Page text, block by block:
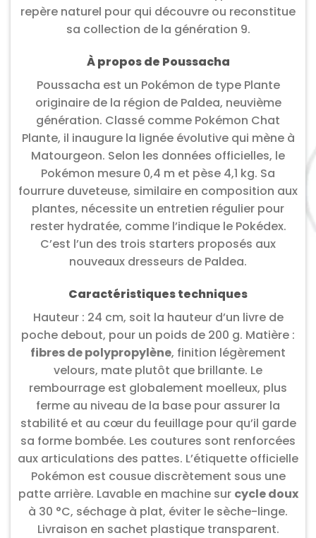
repère naturel pour qui découvre ou reconstitue
sa collection de la génération 9.
À propos de Poussacha
Poussacha est un Pokémon de type Plante
originaire de la région de Paldea, neuvième
génération. Classé comme Pokémon Chat
Plante, il inaugure la lignée évolutive qui mène à
Matourgeon. Selon les données officielles, le
Pokémon mesure 0,4 m et pèse 4,1 kg. Sa
fourrure duveteuse, similaire en composition aux
plantes, nécessite un entretien régulier pour
rester hydratée, comme l’indique le Pokédex.
C’est l’un des trois starters proposés aux
nouveaux dresseurs de Paldea.
Caractéristiques techniques
Hauteur : 24 cm, soit la hauteur d’un livre de
poche debout, pour un poids de 200 g. Matière :
fibres de polypropylène, finition légèrement
velours, mate plutôt que brillante. Le
rembourrage est globalement moelleux, plus
ferme au niveau de la base pour assurer la
stabilité et au cœur du feuillage pour qu’il garde
sa forme bombée. Les coutures sont renforcées
aux articulations des pattes. L’étiquette officielle
Pokémon est cousue discrètement sous une
patte arrière. Lavable en machine sur cycle doux
à 30 °C, séchage à plat, éviter le sèche-linge.
Livraison en sachet plastique transparent.